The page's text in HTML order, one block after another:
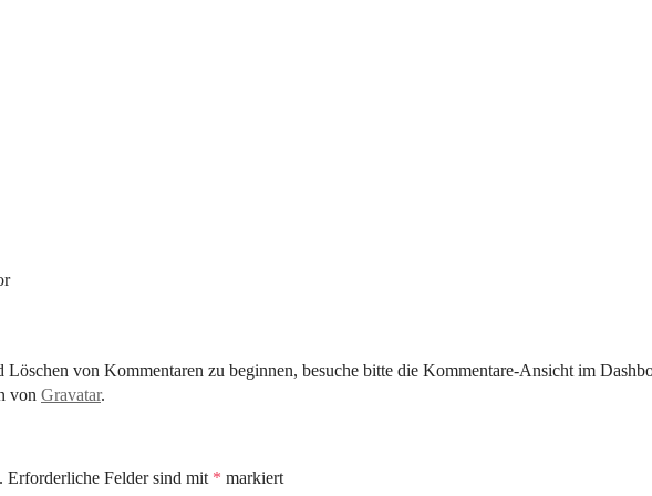
von Kommentaren zu beginnen, besuche bitte die Kommentare-Ansicht im
von Gravatar.
Erforderliche Felder sind mit * markiert